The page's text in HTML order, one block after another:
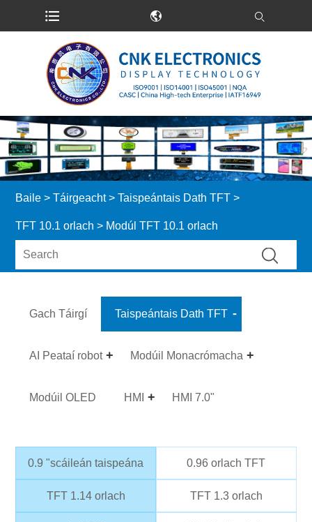
Baile > Táirgeacht>Taispeántais Dath TFT >
TFT 10.1 orlach > Modúl TFT 10.1 orlach
Gach Táirgí Taispeántais Dath TFT
AI Peataí robot Modúil Monacrómacha
Modúil OLED HMI HMI 7.0"
0.9 "scáileán taispeána 0.96 orlach TFT
TFT 1.14 orlach TFT 1.3 orlach